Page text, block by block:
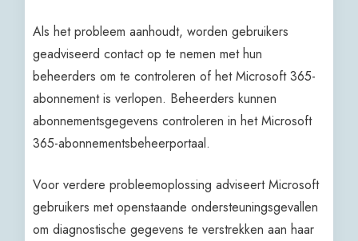
Als het probleem aanhoudt, worden gebruikers
geadviseerd contact op te nemen met hun
beheerders om te controleren of het Microsoft 365-
abonnement is verlopen. Beheerders kunnen
abonnementsgegevens controleren in het Microsoft
365-abonnementsbeheerportaal.
Voor verdere probleemoplossing adviseert Microsoft
gebruikers met openstaande ondersteuningsgevallen
om diagnostische gegevens te verstrekken aan haar